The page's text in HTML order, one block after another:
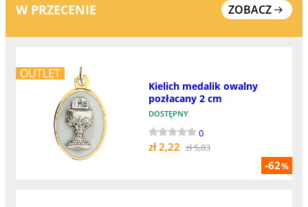
W PRZECENIE ZOBACZ
OUTLET
-62%
Kielich medalik owalny
pozłacany 2 cm
DOSTĘPNY
0
zł 2,22 zł 5,83